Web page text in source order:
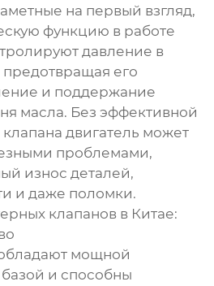
на первый взгляд,
функцию в работе
давление в
предотвращая его
и поддержание
масла. Без эффективной
двигатель может
проблемами,
износ деталей,
и даже поломки.
клапанов в Китае:
мощной
и способны